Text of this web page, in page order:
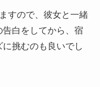
すので、彼女と一緒
白をしてから、宿
挑むのも良いでし